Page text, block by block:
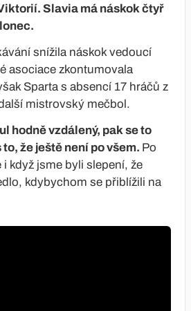
Slavia má náskok čtyř
snížila náskok vedoucí
asociace zkontumovala
Sparta s absencí 17 hráčů z
mistrovský mečbol.
hodně vzdálený, pak se to
že ještě není po všem. Po
když jsme byli slepení, že
kdybychom se přiblížili na